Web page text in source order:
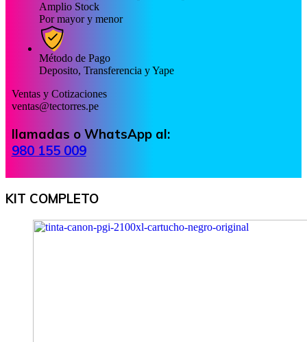
Amplio Stock
Por mayor y menor
Método de Pago
Deposito, Transferencia y Yape
Ventas y Cotizaciones
ventas@tectorres.pe
llamadas o WhatsApp al:
980 155 009
KIT COMPLETO